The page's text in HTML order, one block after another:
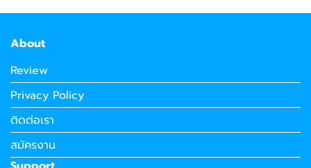
About
Review
Privacy Policy
ติดต่อเรา
สมัครงาน